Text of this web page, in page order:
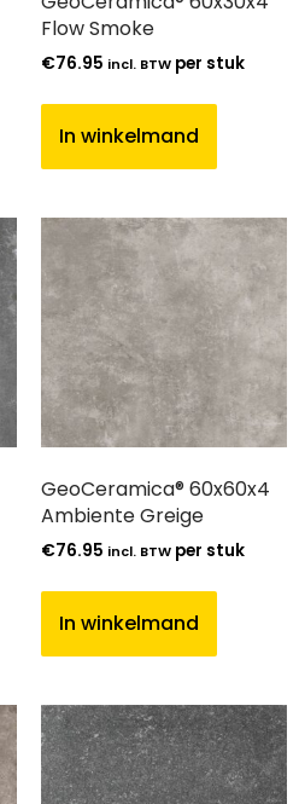
Flow Smoke
€76.95 incl. BTW per stuk
In winkelmand
GeoCeramica® 60x60x4
Ambiente Greige
€76.95 incl. BTW per stuk
In winkelmand